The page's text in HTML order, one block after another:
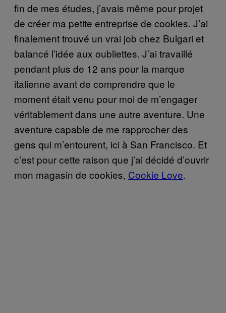
fin de mes études, j’avais même pour projet
de créer ma petite entreprise de cookies. J’ai
finalement trouvé un vrai job chez Bulgari et
balancé l’idée aux oubliettes. J’ai travaillé
pendant plus de 12 ans pour la marque
italienne avant de comprendre que le
moment était venu pour moi de m’engager
véritablement dans une autre aventure. Une
aventure capable de me rapprocher des
gens qui m’entourent, ici à San Francisco. Et
c’est pour cette raison que j’ai décidé d’ouvrir
mon magasin de cookies, Cookie Love.